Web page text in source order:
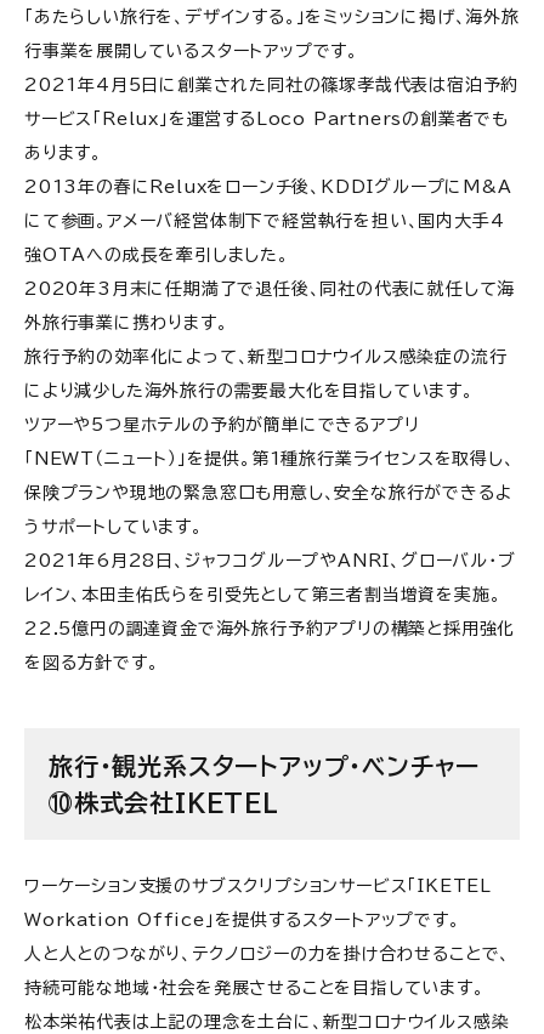
「あたらしい旅行を、デザインする。」をミッションに掲げ、海外旅
行事業を展開しているスタートアップです。
2021年4月5日に創業された同社の篠塚孝哉代表は宿泊予約
サービス「Relux」を運営するLoco Partnersの創業者でも
あります。
2013年の春にReluxをローンチ後、KDDIグループにM&A
にて参画。アメーバ経営体制下で経営執行を担い、国内大手4
強OTAへの成長を牽引しました。
2020年3月末に任期満了で退任後、同社の代表に就任して海
外旅行事業に携わります。
旅行予約の効率化によって、新型コロナウイルス感染症の流行
により減少した海外旅行の需要最大化を目指しています。
ツアーや5つ星ホテルの予約が簡単にできるアプリ
「NEWT（ニュート）」を提供。第1種旅行業ライセンスを取得し、
保険プランや現地の緊急窓口も用意し、安全な旅行ができるよ
うサポートしています。
2021年6月28日、ジャフコグループやANRI、グローバル・ブ
レイン、本田圭佑氏らを引受先として第三者割当増資を実施。
22.5億円の調達資金で海外旅行予約アプリの構築と採用強化
を図る方針です。
旅行・観光系スタートアップ・ベンチャー
⑩株式会社IKETEL
ワーケーション支援のサブスクリプションサービス「IKETEL
Workation Office」を提供するスタートアップです。
人と人とのつながり、テクノロジーの力を掛け合わせることで、
持続可能な地域・社会を発展させることを目指しています。
松本栄祐代表は上記の理念を土台に、新型コロナウイルス感染